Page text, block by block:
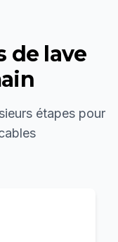
de lave
étapes pour